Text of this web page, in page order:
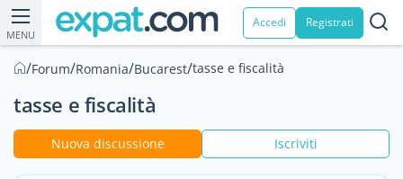
MENU
Accedi Registrati
/Forum/Romania/Bucarest/tasse e fiscalità
tasse e fiscalità
Nuova discussione Iscriviti